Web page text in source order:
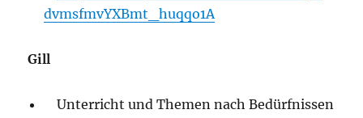
dvmsfmvYXBmt_huqqo1A
Gill
Unterricht und Themen nach Bedürfnissen